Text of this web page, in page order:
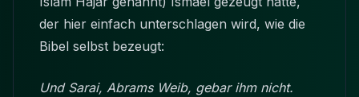
der hier einfach unterschlagen wird, wie die
Bibel selbst bezeugt:
Und Sarai, Abrams Weib, gebar ihm nicht.